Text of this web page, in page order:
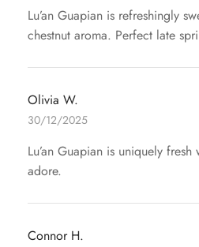
Lu’an Guapian is refreshingly
chestnut aroma. Perfect late
Olivia W.
30/12/2025
Lu’an Guapian is uniquely
adore.
Connor H.